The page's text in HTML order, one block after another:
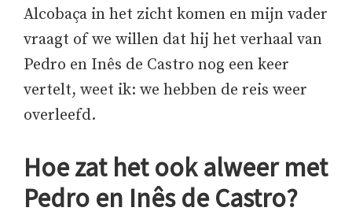
Alcobaça in het zicht komen en mijn vader
vraagt of we willen dat hij het verhaal van
Pedro en Inês de Castro nog een keer
vertelt, weet ik: we hebben de reis weer
overleefd.
Hoe zat het ook alweer met
Pedro en Inês de Castro?